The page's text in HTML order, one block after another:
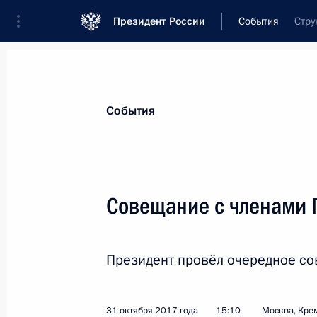
Президент России События
Новости
Послания Федеральному Собранию
Совещания, заседания, рабочие встречи
События
Совещание с членами
Президент провёл очередное
31 октября 2017 года 15:10 Москва,